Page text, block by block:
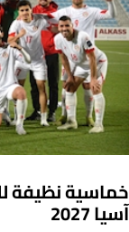
خماسية نظيفة
آسيا 2027